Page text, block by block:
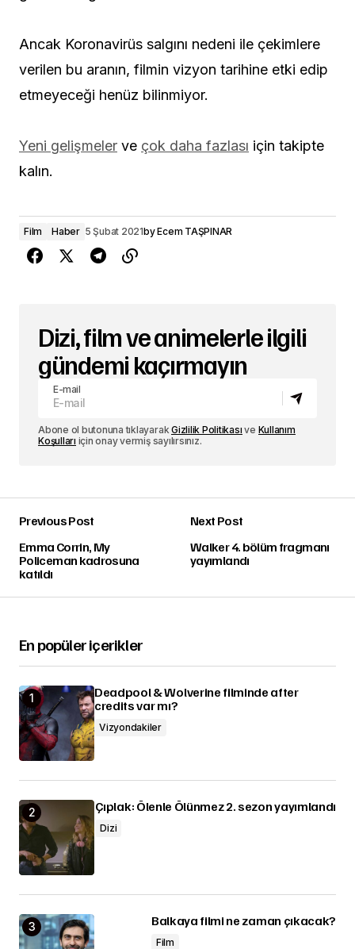
Ancak Koronavirüs salgını nedeni ile çekimlere
verilen bu aranın, filmin vizyon tarihine etki edip
etmeyeceği henüz bilinmiyor.
Yeni gelişmeler ve çok daha fazlası için takipte
kalın.
Film Haber 5 Şubat 2021byEcem TAŞPINAR
Dizi, film ve animelerle ilgili
gündemi kaçırmayın
E-mail
Abone ol butonuna tıklayarakGizlilik Politikası ve Kullanım
Koşulları için onay vermiş sayılırsınız.
Previous Post
Emma Corrin, My
Policeman kadrosuna
katıldı
Next Post
Walker 4. bölüm fragmanı
yayımlandı
En popüler içerikler
Deadpool & Wolverine filminde after
credits var mı?
Vizyondakiler
Çıplak: Ölenle Ölünmez 2. sezon yayımlandı
Dizi
Balkaya filmi ne zaman çıkacak?
Film